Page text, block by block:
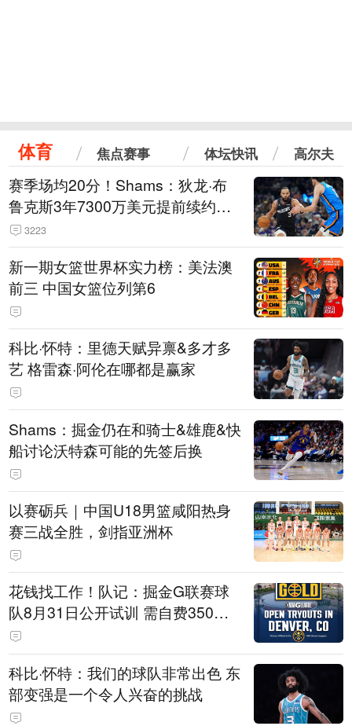
体育 焦点赛事 体坛快讯 高尔夫
赛季场均20分！Shams：狄龙·布
鲁克斯3年7300万美元提前续约太
阳 3223
新一期女篮世界杯实力榜：美法澳
前三 中国女篮位列第6
科比·怀特：里德天赋异禀&多才多
艺 格雷森·阿伦在哪都是赢家
Shams：掘金仍在和骑士&雄鹿&快
船讨论沃特森可能的先签后换
以赛砺兵｜中国U18男篮咸阳热身
赛三战全胜，剑指亚洲杯
花钱找工作！队记：掘金G联赛球
队8月31日公开试训 需自费350美
元
科比·怀特：我们的球队非常出色 东
部变强是一个令人兴奋的挑战